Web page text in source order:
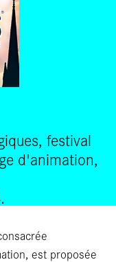
festival
d'animation,
est proposée